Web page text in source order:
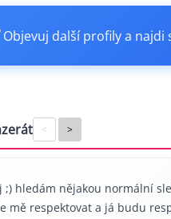
Objevuj další profily a najdi
< >
;) hledám nějakou normální
mě respektovat a já budu